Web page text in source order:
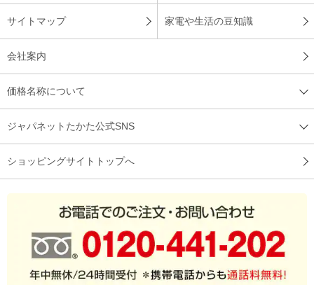
サイトマップ 家電や生活の豆知識
会社案内
価格名称について
ジャパネットたかた公式SNS
ショッピングサイトトップへ